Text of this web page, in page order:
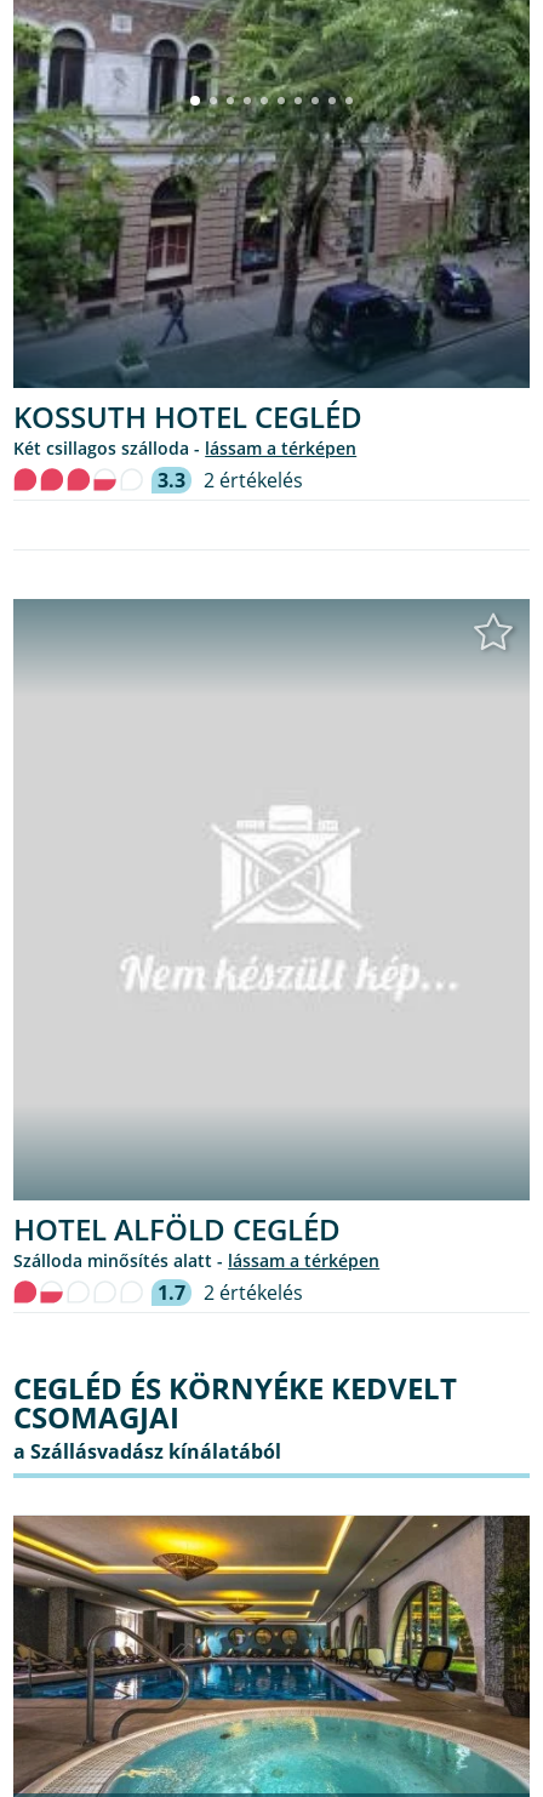
KOSSUTH HOTEL CEGLÉD
Két csillagos szálloda - lássam a térképen
3.3 2 értékelés
HOTEL ALFÖLD CEGLÉD
Szálloda minősítés alatt - lássam a térképen
1.7 2 értékelés
CEGLÉD ÉS KÖRNYÉKE KEDVELT
CSOMAGJAI